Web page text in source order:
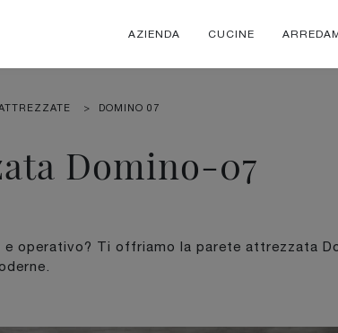
AZIENDA CUCINE
> DOMINO 07
Domino-07
operativo? Ti offriamo la parete attrezzata